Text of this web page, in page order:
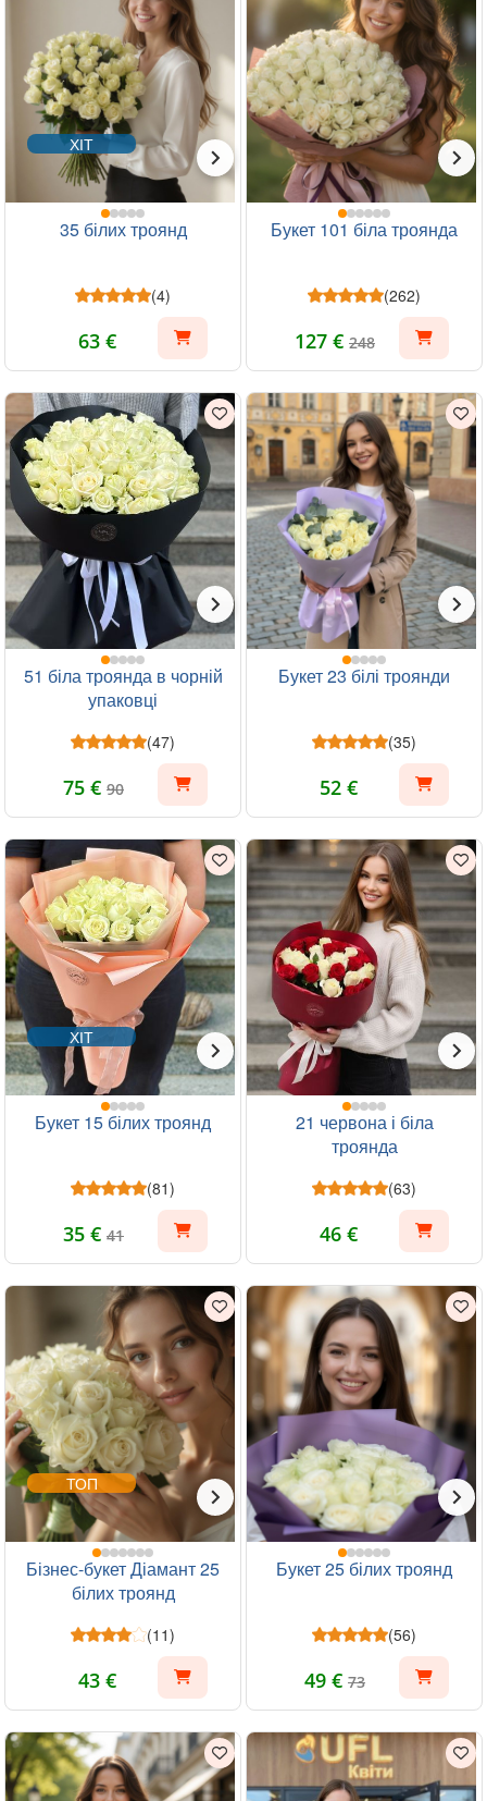
ХІТ
35 білих троянд
(4)
63 €
Букет 101 біла троянда
(262)
127 € 248
51 біла троянда в чорній
упаковці
(47)
75 € 90
Букет 23 білі троянди
(35)
52 €
ХІТ
Букет 15 білих троянд
(81)
35 € 41
21 червона і біла
троянда
(63)
46 €
ТОП
Бізнес-букет Діамант 25
білих троянд
(11)
43 €
Букет 25 білих троянд
(56)
49 € 73